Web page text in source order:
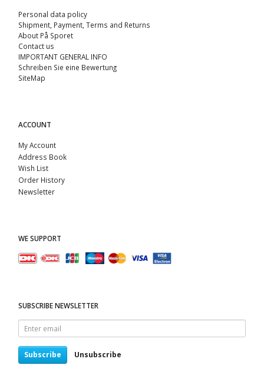
Personal data policy
Shipment, Payment, Terms and Returns
About På Sporet
Contact us
IMPORTANT GENERAL INFO
Schreiben Sie eine Bewertung
SiteMap
ACCOUNT
My Account
Address Book
Wish List
Order History
Newsletter
WE SUPPORT
SUBSCRIBE NEWSLETTER
Enter
email
Subscribe Unsubscribe